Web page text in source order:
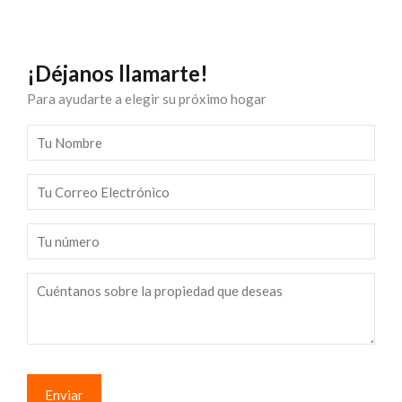
¡Déjanos llamarte!
Para ayudarte a elegir su próximo hogar